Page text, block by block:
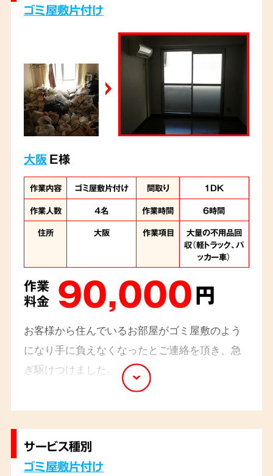
足していた可能性とゴミの山に直接していた可
作業はスタッフ4名の5時間で完了致しました。
ゴミ屋敷片付け
大阪E様
作業内容 ゴミ屋敷片付け 間取り
1DK
作業人数
4名 作業時間
6時間
住所
大阪 作業項目
大量の不用品回
収（軽トラック、パ
ッカー車）
作業
料金 90,000円
お客様から住んでいるお部屋がゴミ屋敷のよう
になり手に負えなくなったとご連絡を頂き、急
ぎ駆けつけました。
1DKのお部屋は床が見えないほどのごみの量
で、さらにスプレー缶やライターなどの危険物
もあちこちに混ざっている状態でした。危険物
がゴミと混在しないよう分別し、6時間ほどで片
づけることができました。
サービス種別
ゴミ屋敷片付け